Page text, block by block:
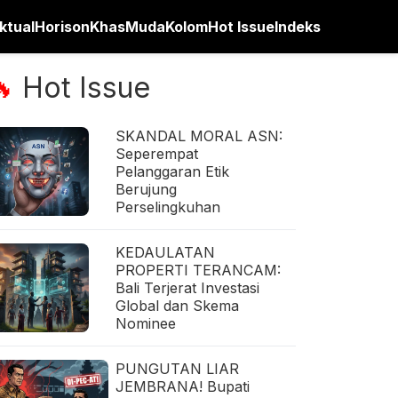
HorisonKhasMudaKolomHot IssueIndeks
Hot Issue
SKANDAL MORAL ASN:
Seperempat
Pelanggaran Etik
Berujung
Perselingkuhan
KEDAULATAN
PROPERTI TERANCAM:
Bali Terjerat Investasi
Global dan Skema
Nominee
PUNGUTAN LIAR
JEMBRANA! Bupati